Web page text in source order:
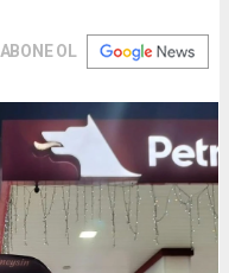
ABONE OL